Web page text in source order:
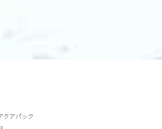
クアパック